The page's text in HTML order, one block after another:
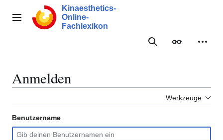
Inhalt
springenHauptmenü
Kinaesthetics-
Online-
Fachlexikon
Suche
Anmelden
Werkzeuge
Benutzername